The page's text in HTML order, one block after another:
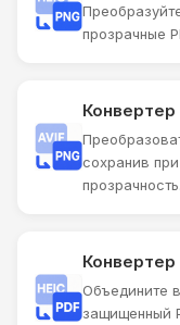
прозрачные
Конвертер
сохранив
прозрачность.
Конвертер
Объедините
защищенный